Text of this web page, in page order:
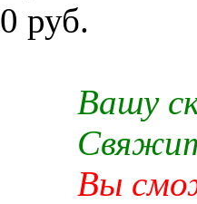
0 руб.
Вашу
Вы